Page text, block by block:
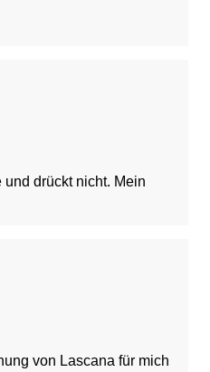
drückt nicht. Mein
von Lascana für mich